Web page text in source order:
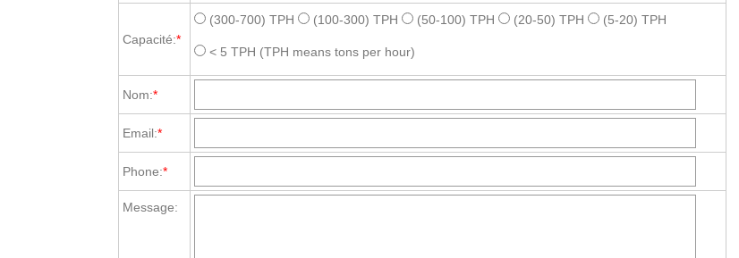
Capacité:*
(300-700) TPH (100-300) TPH (50-100) TPH (20-50) TPH (5-20) TPH
< 5 TPH (TPH means tons per hour)
Nom:*
Email:*
Phone:*
Message: